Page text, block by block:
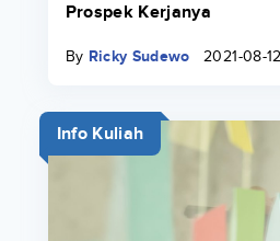
Prospek Kerjanya
By Ricky Sudewo 2021-08-12
Info Kuliah